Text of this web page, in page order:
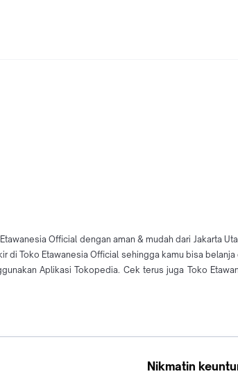
Official dengan aman & mudah dari Jakarta
di Toko Etawanesia Official sehingga kamu bisa
Aplikasi Tokopedia. Cek terus juga Toko
Nikmatin